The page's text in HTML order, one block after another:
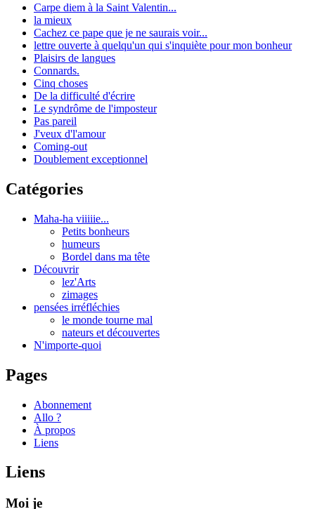
Carpe diem à la Saint Valentin...
la mieux
Cachez ce pape que je ne saurais voir...
lettre ouverte à quelqu'un qui s'inquiète pour mon bonheur
Plaisirs de langues
Connards.
Cinq choses
De la difficulté d'écrire
Le syndrôme de l'imposteur
Pas pareil
J'veux d'l'amour
Coming-out
Doublement exceptionnel
Catégories
Maha-ha viiiiie...
Petits bonheurs
humeurs
Bordel dans ma tête
Découvrir
lez'Arts
zimages
pensées irréfléchies
le monde tourne mal
nateurs et découvertes
N'importe-quoi
Pages
Abonnement
Allo ?
À propos
Liens
Liens
Moi je